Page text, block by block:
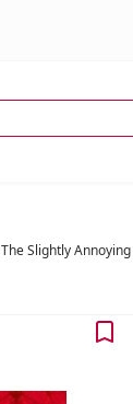
The Slightly